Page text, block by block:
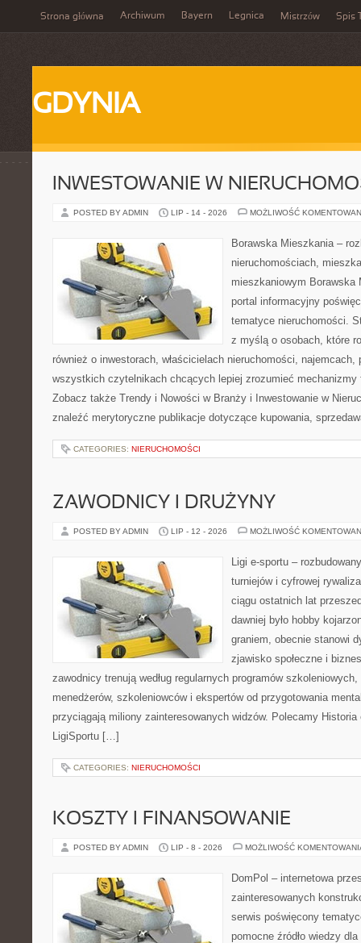
Strona główna Archiwum Bayern Legnica Mistrzów Spis
GDYNIA
INWESTOWANIE W
POSTED BY ADMIN LIP - 14 - 2026 MOŻLIWOŚĆ
Borawska Mieszkania –
nieruchomościach,
mieszkaniowym Borawska
portal informacyjny
tematyce nieruchomości.
z myślą o osobach, które
również o inwestorach, właścicielach nieruchomości, najemcach,
wszystkich czytelnikach chcących lepiej zrozumieć mechanizmy
Zobacz także Trendy i Nowości w Branży i Inwestowanie w
znaleźć merytoryczne publikacje dotyczące kupowania,
CATEGORIES: NIERUCHOMOŚCI
ZAWODNICY I DRUŻYNY
POSTED BY ADMIN LIP - 12 - 2026 MOŻLIWOŚĆ
Ligi e-sportu –
turniejów i cyfrowej
ciągu ostatnich lat
dawniej było hobby
graniem, obecnie stanowi
zjawisko społeczne i
zawodnicy trenują według regularnych programów
menedżerów, szkoleniowców i ekspertów od przygotowania
przyciągają miliony zainteresowanych widzów. Polecamy
LigiSportu […]
CATEGORIES: NIERUCHOMOŚCI
KOSZTY I FINANSOWANIE
POSTED BY ADMIN LIP - 8 - 2026 MOŻLIWOŚĆ
DomPol – internetowa
zainteresowanych
serwis poświęcony
pomocne źródło wiedzy